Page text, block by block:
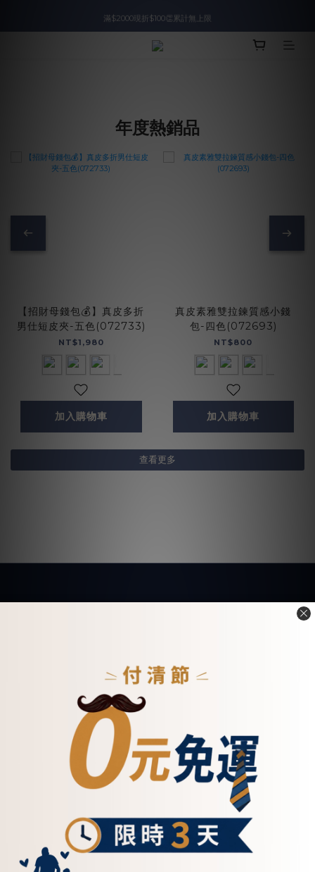
入會即領$888購物金🙌
滿$2000現折$100👏累計無上限
入會即領$888購物金🙌
年度熱銷品
【招財母錢包💰】真皮多折
男仕短皮夾-五色(072733)
NT$1,980
加入購物車
真皮素雅雙拉鍊質感小錢
包-四色(072693)
NT$800
加入購物車
查看更多